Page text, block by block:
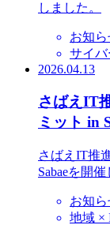
しました。
お知
サイバ
2026.04.13
さばえIT
ミット in
さばえIT推
Sabaeを開催
お知
地域 ×